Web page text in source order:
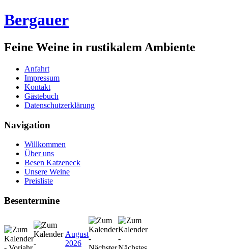
Bergauer
Feine Weine in rustikalem Ambiente
Anfahrt
Impressum
Kontakt
Gästebuch
Datenschutzerklärung
Navigation
Willkommen
Über uns
Besen Katzeneck
Unsere Weine
Preisliste
Besentermine
August
2026